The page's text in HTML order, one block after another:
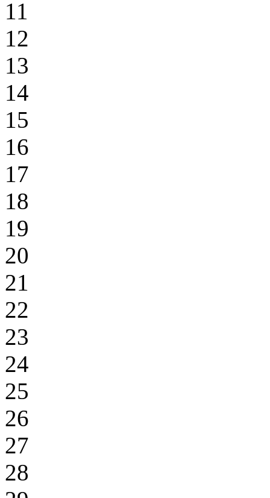
11
12
13
14
15
16
17
18
19
20
21
22
23
24
25
26
27
28